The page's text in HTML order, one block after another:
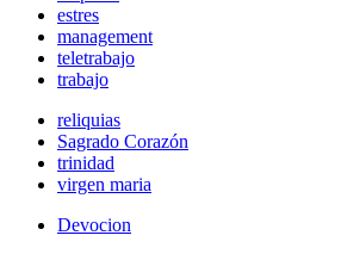
estres
management
teletrabajo
trabajo
reliquias
Sagrado Corazón
trinidad
virgen maria
Devocion